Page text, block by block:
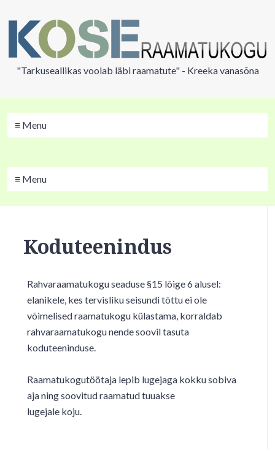
"Tarkuseallikas voolab läbi raamatute" - Kreeka vanasõna
≡ Menu
≡ Menu
Koduteenindus
Rahvaraamatukogu seaduse §15 lõige 6 alusel:
elanikele, kes tervisliku seisundi tõttu ei ole
võimelised raamatukogu külastama, korraldab
rahvaraamatukogu nende soovil tasuta
koduteeninduse.
Raamatukogutöötaja lepib lugejaga kokku sobiva
aja ning soovitud raamatud tuuakse
lugejale koju.